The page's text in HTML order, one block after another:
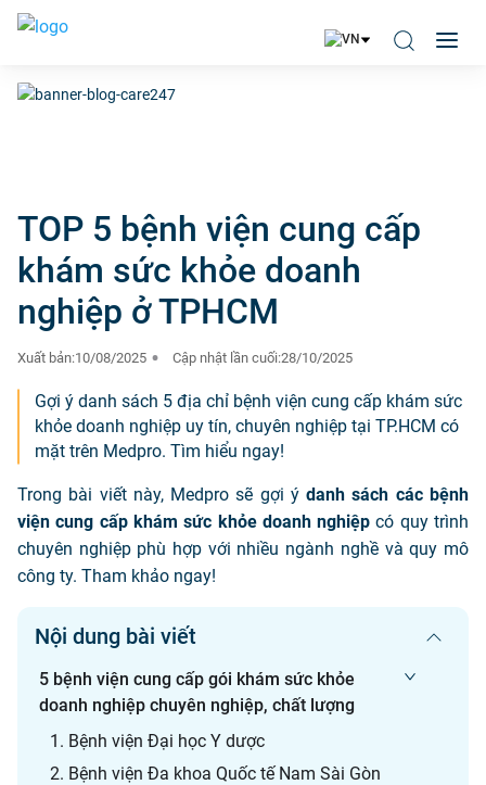
TOP 5 bệnh viện cung cấp
khám sức khỏe doanh
nghiệp ở TPHCM
Xuất bản:10/08/2025 Cập nhật lần cuối:28/10/2025
Gợi ý danh sách 5 địa chỉ bệnh viện cung cấp khám sức
khỏe doanh nghiệp uy tín, chuyên nghiệp tại TP.HCM có
mặt trên Medpro. Tìm hiểu ngay!
Trong bài viết này, Medpro sẽ gợi ýdanh sách các bệnh
viện cung cấp khám sức khỏe doanh nghiệp có quy trình
chuyên nghiệp phù hợp với nhiều ngành nghề và quy mô
công ty. Tham khảo ngay!
Nội dung bài viết
5 bệnh viện cung cấp gói khám sức khỏe
doanh nghiệp chuyên nghiệp, chất lượng
1. Bệnh viện Đại học Y dược
2. Bệnh viện Đa khoa Quốc tế Nam Sài Gòn